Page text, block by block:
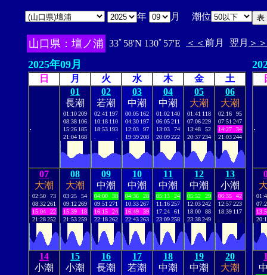
年 月 潮位
山口県：壇ノ浦 33ﾟ58'N 130ﾟ57'E ＜＜ 前月 翌月 ＞＞
2025年09月
日 月 火 水 木 金 土
.
01
長潮
01:10209
08:38 106
15:26 185
21:04 168
02
若潮
02:41 197
10:18 110
18:53 193
03
中潮
00:05 162
04:30 197
12:03
97
19:39208
04
中潮
01:02 140
06:05211
13:03
74
20:09222
05
大潮
01:41 118
07:06229
13:48
52
20:37234
06
大潮
02:16
95
07:51 247
14:27
34
21:03244
07
大潮
02:50
73
08:32261
15:04
22
21:28252
08
大潮
03:25
54
09:12269
15:39
18
21:53259
09
中潮
04:00
38
09:51 271
16:15
24
22:18262
10
中潮
04:36
28
10:33267
16:49
39
22:43263
11
中潮
05:13
24
11:16257
17:24
61
23:09258
12
中潮
05:52
29
12:03242
18:00
88
23:38249
13
小潮
06:35
42
12:57223
18:39 117
14
小潮
15
小潮
16
長潮
17
若潮
18
中潮
19
中潮
20
大潮
.